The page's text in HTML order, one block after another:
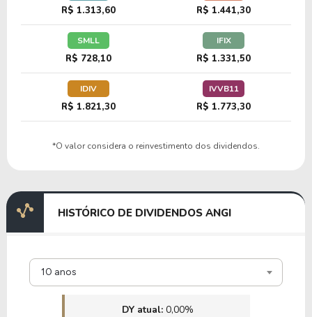
R$ 1.313,60 R$ 1.441,30
SMLL
R$ 728,10
IFIX
R$ 1.331,50
IDIV
R$ 1.821,30
IVVB11
R$ 1.773,30
*O valor considera o reinvestimento dos dividendos.
HISTÓRICO DE DIVIDENDOS ANGI
10 anos
DY atual: 0,00%